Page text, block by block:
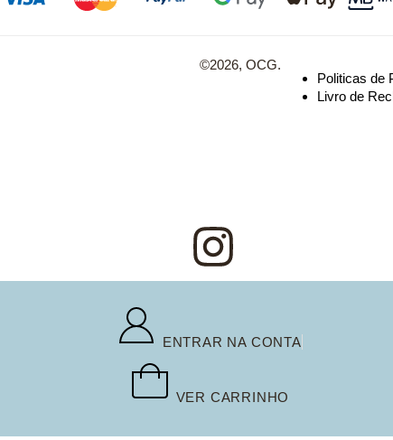
©2026, OCG.
Politicas de
Livro de
ENTRAR NA CONTA
VER CARRINHO